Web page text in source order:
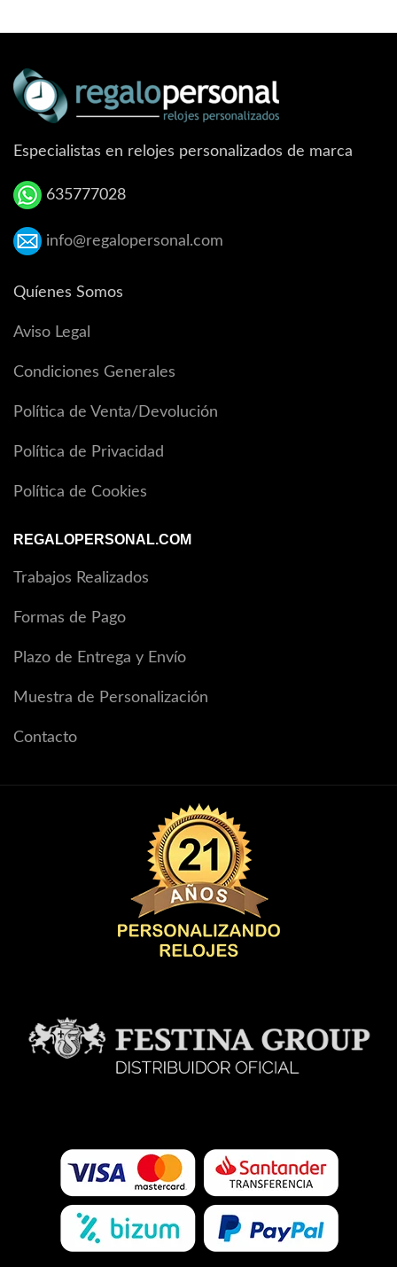
Especialistas en relojes personalizados de marca
635777028
info@regalopersonal.com
Quíenes Somos
Aviso Legal
Condiciones Generales
Política de Venta/Devolución
Política de Privacidad
Política de Cookies
REGALOPERSONAL.COM
Trabajos Realizados
Formas de Pago
Plazo de Entrega y Envío
Muestra de Personalización
Contacto